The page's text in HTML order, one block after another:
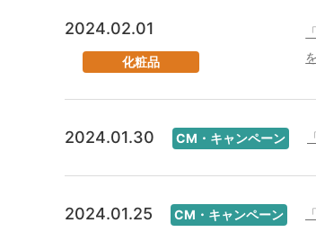
2024.02.01
化粧品
2024.01.30 CM・キャンペーン
2024.01.25 CM・キャンペーン